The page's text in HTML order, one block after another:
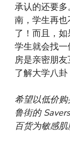
承认的还要
南，学生再
了！而且，
学生就会找
房是亲密朋
了解大学八卦
希望以低价
鲁街的
百货为敏感肌